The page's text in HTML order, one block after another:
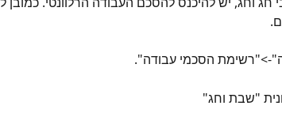
>"רשימת הסכמי עבודה".
"שבת וחג"